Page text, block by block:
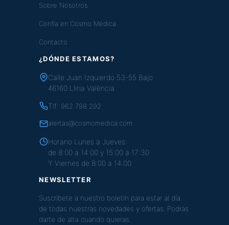
Sobre Nosotros
Confía en Cosmo Médica
Contacto
¿DÓNDE ESTAMOS?
Calle Juan Izquierdo 53-55 Bajo
46160 Lliria València
Tlf: 962 798 292
alertas@cosmomedica.com
Horario Lunes a Jueves:
de 8:00 a 14:00 y 15:00 a 17:30
Y Viernes de 8:00 a 14:00
NEWSLETTER
Suscríbete a nuestro boletín para estar al día
de todas nuestras novedades y ofertas. Podrás
darte de alta cuando quieras: